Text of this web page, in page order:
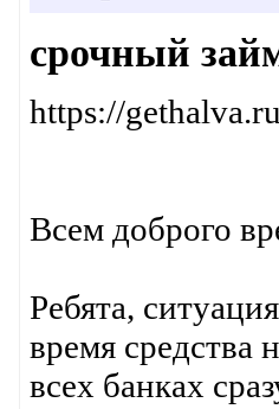
срочный
https://
Всем доброго
Ребята,
время средства
всех банках